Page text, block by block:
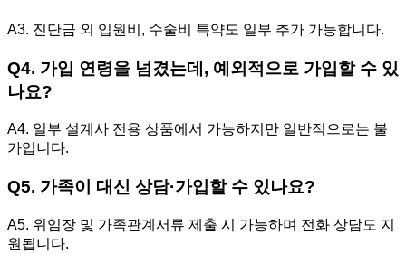
A3. 진단금 외 입원비, 수술비 특약도 일부 추가 가능합니다.
Q4. 가입 연령을 넘겼는데, 예외적으로 가입할 수 있
나요?
A4. 일부 설계사 전용 상품에서 가능하지만 일반적으로는 불
가입니다.
Q5. 가족이 대신 상담·가입할 수 있나요?
A5. 위임장 및 가족관계서류 제출 시 가능하며 전화 상담도 지
원됩니다.